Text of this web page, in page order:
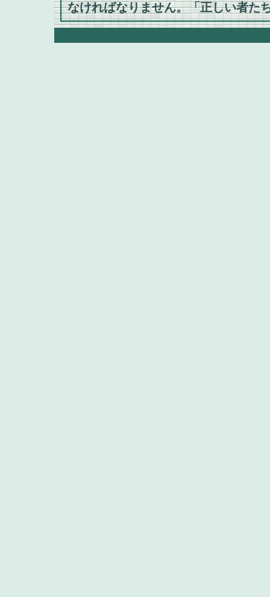
なければなりません。「正しい者た